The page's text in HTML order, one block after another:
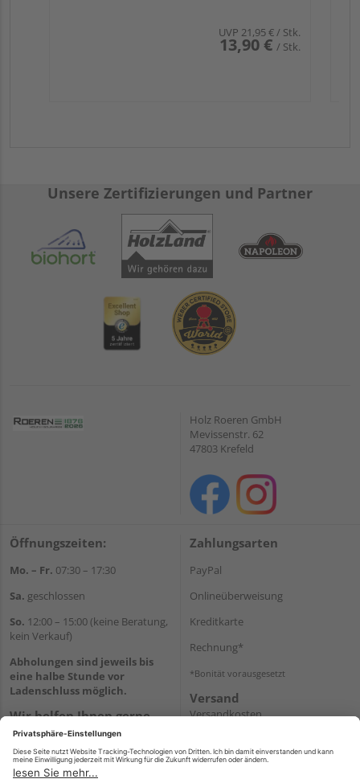
UVP 21,95 €/ Stk.
13,90 € / Stk.
Unsere Zertifizierungen und Partner
Holz Roeren GmbH
Mevissenstr. 62
47803 Krefeld
Öffnungszeiten:
Mo. – Fr. 07:30 – 17:30
Sa. geschlossen
So. 12:00 – 15:00 (keine Beratung,
kein Verkauf)
Abholungen sind jeweils bis
eine halbe Stunde vor
Ladenschluss möglich.
Wir helfen Ihnen gerne
weiter
Tel.:+49 2151 8787-70
E-Mail:onlineshop@holz-
roeren.de
Zahlungsarten
PayPal
Onlineüberweisung
Kreditkarte
Rechnung*
*Bonität vorausgesetzt
Versand
Versandkosten